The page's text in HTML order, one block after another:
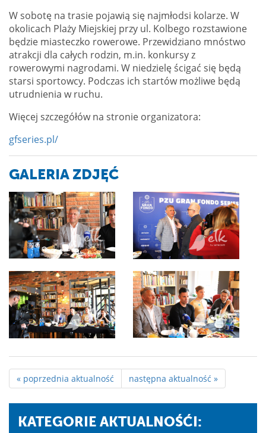
W sobotę na trasie pojawią się najmłodsi kolarze. W
okolicach Plaży Miejskiej przy ul. Kolbego rozstawione
będzie miasteczko rowerowe. Przewidziano mnóstwo
atrakcji dla całych rodzin, m.in. konkursy z
rowerowymi nagrodami. W niedzielę ścigać się będą
starsi sportowcy. Podczas ich startów możliwe będą
utrudnienia w ruchu.
Więcej szczegółów na stronie organizatora:
gfseries.pl/
GALERIA ZDJĘĆ
« poprzednia aktualność następna aktualność »
KATEGORIE AKTUALNOŚĆI: